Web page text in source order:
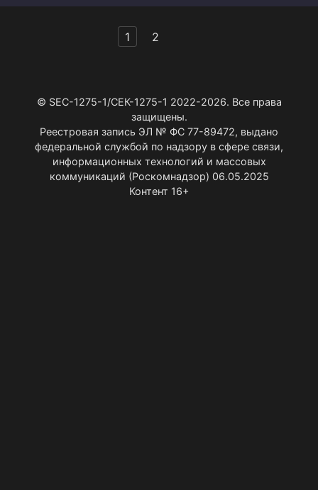
1 2
© SEC-1275-1/СЕК-1275-1 2022-2026. Все права
защищены.
Реестровая запись ЭЛ № ФС 77-89472, выдано
федеральной службой по надзору в сфере связи,
информационных технологий и массовых
коммуникаций (Роскомнадзор) 06.05.2025
Контент 16+